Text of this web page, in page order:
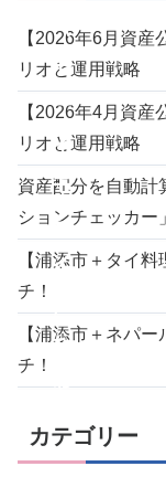
（
モ
ー
イ
モ
ー
イ
ち
ゃ
ん
ぷ
【2026年6月資
リオと運用戦略
【2026年4月資
リオと運用戦略
資産配分を自動計
ションチェッカー」
【浦添市＋タイ
チ！
【浦添市＋ネパ
チ！
カテゴリー